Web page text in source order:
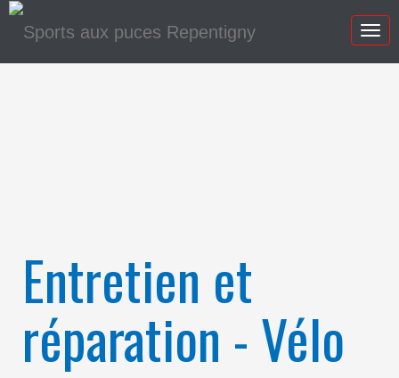
Entretien et
réparation - Vélo